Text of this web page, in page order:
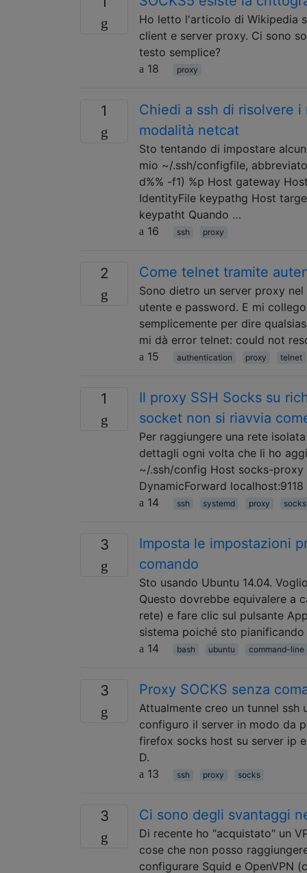
Ho letto l'articolo di Wikipedia
client e server proxy. Ci sono
testo semplice?
18
proxy
1
Chiedi a ssh di risolvere
modalità netcat
Sto tentando di impostare
mio ~/.ssh/configfile,
d%% -f1) %p Host gateway
IdentityFile keypathg Host
keypatht Quando …
16
ssh proxy
2 Come telnet tramite
Sono dietro un server proxy
utente e password. E mi
semplicemente per dire
mi dà error telnet: could not
15
authentication proxy telnet
1
Il proxy SSH Socks su
socket non si riavvia
Per raggiungere una rete
dettagli ogni volta che li ho
~/.ssh/config Host socks-proxy
DynamicForward
14
ssh systemd proxy socks
3
Imposta le impostazioni
comando
Sto usando Ubuntu 14.04.
Questo dovrebbe equivalere a
rete) e fare clic sul pulsante
sistema poiché sto
14
bash ubuntu command-line
3 Proxy SOCKS senza
Attualmente creo un tunnel ssh
configuro il server in modo da
firefox socks host su server ip
D.
13
ssh proxy socks
3 Ci sono degli svantaggi
Di recente ho "acquistato" un
cose che non posso
configurare Squid e OpenVPN